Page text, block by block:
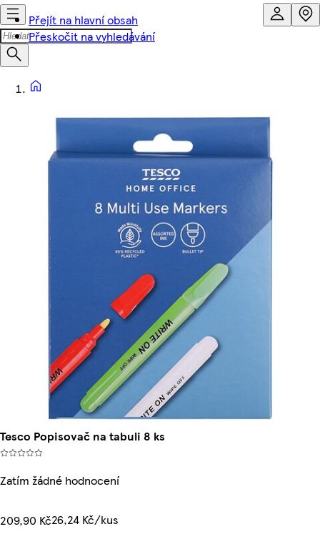
Přejít na hlavní obsah
Přeskočit na vyhledávání
Tesco Popisovač na tabuli 8 ks
Zatím žádné hodnocení
209,90 Kč26,24 Kč/kus